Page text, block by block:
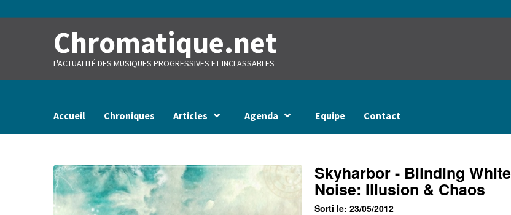
to
Chromatique.net
L'ACTUALITÉ DES MUSIQUES PROGRESSIVES ET INCLASSABLES
Accueil Chroniques Articles Agenda Equipe Contact
Skyharbor - Blinding White
Noise: Illusion & Chaos
Sorti le: 23/05/2012